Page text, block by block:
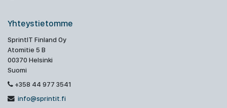
Yhteystietomme
SprintIT Finland Oy
Atomitie 5 B
00370 Helsinki
Suomi
+358 44 977 3541
info@sprintit.fi